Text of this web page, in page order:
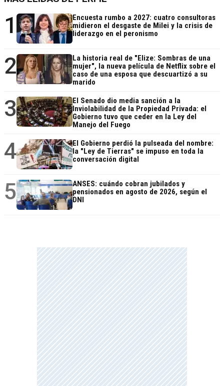
1
Encuesta rumbo a 2027: cuatro consultoras
midieron el desgaste de Milei y la crisis de
liderazgo en el peronismo
2
La historia real de "Elize: Sombras de una
mujer", la nueva película de Netflix sobre el
caso de una esposa que descuartizó a su
marido
3
El Senado dio media sanción a la
Inviolabilidad de la Propiedad Privada: el
Gobierno tuvo que ceder en la Ley del
Manejo del Fuego
4
El Gobierno perdió la pulseada del nombre:
la "Ley de Tierras" se impuso en toda la
conversación digital
5
ANSES: cuándo cobran jubilados y
pensionados en agosto de 2026, según el
DNI